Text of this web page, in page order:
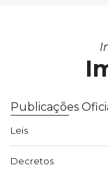
Publicações
Leis
Decretos